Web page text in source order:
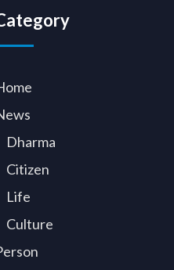
Dharma
Citizen
Life
Culture